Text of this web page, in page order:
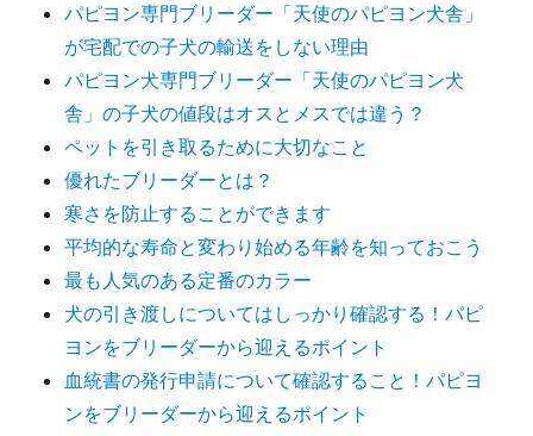
パピヨン専門ブリーダー「天使のパピヨン犬舎」
が宅配での子犬の輸送をしない理由
パピヨン犬専門ブリーダー「天使のパピヨン犬
舎」の子犬の値段はオスとメスでは違う？
ペットを引き取るために大切なこと
優れたブリーダーとは？
寒さを防止することができます
平均的な寿命と変わり始める年齢を知っておこう
最も人気のある定番のカラー
犬の引き渡しについてはしっかり確認する！パピ
ヨンをブリーダーから迎えるポイント
血統書の発行申請について確認すること！パピヨ
ンをブリーダーから迎えるポイント